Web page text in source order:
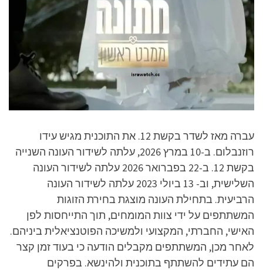
עברה מאז לשדר בקשת 12. את התוכנית מגיש עידו
רוזנבלום. ב-10 במרץ 2026, עלתה לשידור העונה השנייה
בקשת 12. ב-22 בפברואר 2026 עלתה לשידור העונה
השלישית, וב- 13 ביולי 2023 עלתה לשידור העונה
הרביעית. בתחילת העונה מוצגת בחירת הזוגות
המשתתפים על ידי צוות המומחים, תוך התייחסות לפן
האישי, החברתי, המקצועי ולמשיכה הפוטנציאלית ביניהם.
לאחר מכן, המשתתפים מקבלים הודעה כי בעוד זמן קצר
הם עתידים להשתתף בתוכנית ולהינשא. בפרקים